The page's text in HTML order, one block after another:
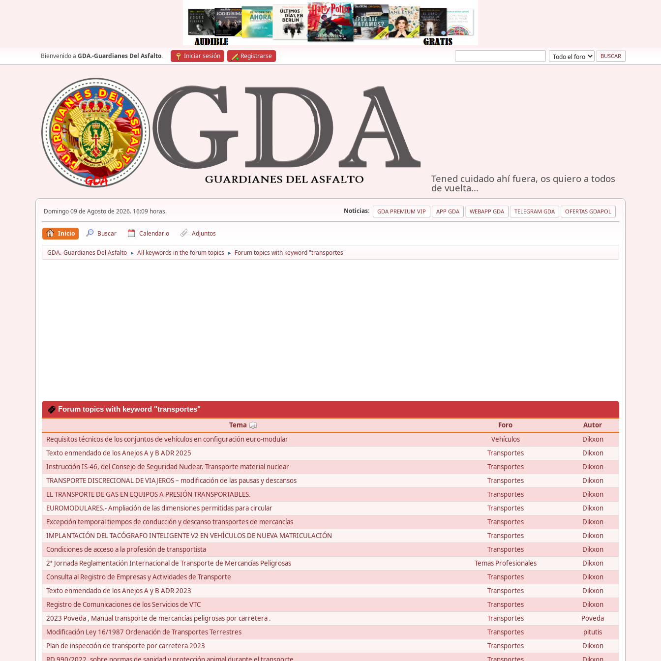
Bienvenido a GDA.-Guardianes Del Asfalto. Iniciar sesión Registrarse
Tened cuidado ahí fuera, os quiero a todos
de vuelta...
Domingo 09 de Agosto de 2026. 16:09 horas. Noticias: GDA PREMIUM VIP APP GDA WEBAPP GDA TELEGRAM GDA OFERTAS GDAPOL
Inicio Buscar Calendario Adjuntos
GDA.-Guardianes Del Asfalto ► All keywords in the forum topics ► Forum topics with keyword "transportes"
Forum topics with keyword "transportes"
Tema Foro
Autor
Requisitos técnicos de los conjuntos de vehículos en configuración euro-modular
Vehículos
Dikxon
Texto enmendado de los Anejos A y B ADR 2025
Transportes
Dikxon
Instrucción IS-46, del Consejo de Seguridad Nuclear. Transporte material nuclear
Transportes
Dikxon
TRANSPORTE DISCRECIONAL DE VIAJEROS – modificación de las pausas y descansos
Transportes
Dikxon
EL TRANSPORTE DE GAS EN EQUIPOS A PRESIÓN TRANSPORTABLES.
Transportes
Dikxon
EUROMODULARES.- Ampliación de las dimensiones permitidas para circular
Transportes
Dikxon
Excepción temporal tiempos de conducción y descanso transportes de mercancías
Transportes
Dikxon
IMPLANTACIÓN DEL TACÓGRAFO INTELIGENTE V2 EN VEHÍCULOS DE NUEVA MATRICULACIÓN
Transportes
Dikxon
Condiciones de acceso a la profesión de transportista
Transportes
Dikxon
2ª Jornada Reglamentación Internacional de Transporte de Mercancías Peligrosas
Temas Profesionales
Dikxon
Consulta al Registro de Empresas y Actividades de Transporte
Transportes
Dikxon
Texto enmendado de los Anejos A y B ADR 2023
Transportes
Dikxon
Registro de Comunicaciones de los Servicios de VTC
Transportes
Dikxon
2023 Poveda , Manual transporte de mercancías peligrosas por carretera .
Transportes
Poveda
Modificación Ley 16/1987 Ordenación de Transportes Terrestres
Transportes
pitutis
Plan de inspección de transporte por carretera 2023
Transportes
Dikxon